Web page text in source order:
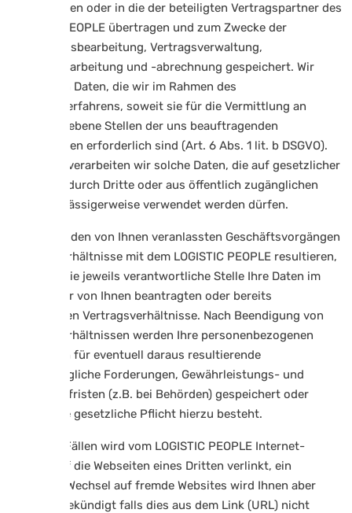
Unternehmen oder in die der beteiligten Vertragspartner des
LOGISTIC PEOPLE übertragen und zum Zwecke der
Bewerbungsbearbeitung, Vertragsverwaltung,
Auftragsbearbeitung und -abrechnung gespeichert. Wir
verarbeiten Daten, die wir im Rahmen des
Bewerberverfahrens, soweit sie für die Vermittlung an
ausgeschriebene Stellen der uns beauftragenden
Unternehmen erforderlich sind (Art. 6 Abs. 1 lit. b DSGVO).
Außerdem verarbeiten wir solche Daten, die auf gesetzlicher
Grundlage durch Dritte oder aus öffentlich zugänglichen
Quellen zulässigerweise verwendet werden dürfen.
Sofern aus den von Ihnen veranlassten Geschäftsvorgängen
Vertragsverhältnisse mit dem LOGISTIC PEOPLE resultieren,
speichert die jeweils verantwortliche Stelle Ihre Daten im
Rahmen der von Ihnen beantragten oder bereits
bestehenden Vertragsverhältnisse. Nach Beendigung von
Vertragsverhältnissen werden Ihre personenbezogenen
Daten noch für eventuell daraus resultierende
nachvertragliche Forderungen, Gewährleistungs- und
Nachmeldefristen (z.B. bei Behörden) gespeichert oder
soweit eine gesetzliche Pflicht hierzu besteht.
In einigen Fällen wird vom LOGISTIC PEOPLE Internet-
Auftritt auf die Webseiten eines Dritten verlinkt, ein
derartiger Wechsel auf fremde Websites wird Ihnen aber
vorher angekündigt falls dies aus dem Link (URL) nicht